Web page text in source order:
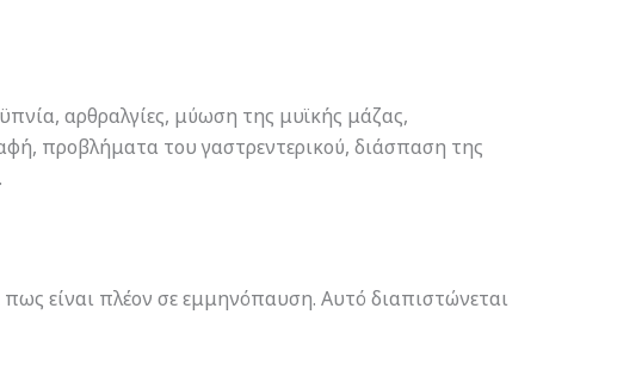
αρθραλγίες, μύωση της μυϊκής μάζας,
προβλήματα του γαστρεντερικού, διάσπαση της
είναι πλέον σε εμμηνόπαυση. Αυτό διαπιστώνεται